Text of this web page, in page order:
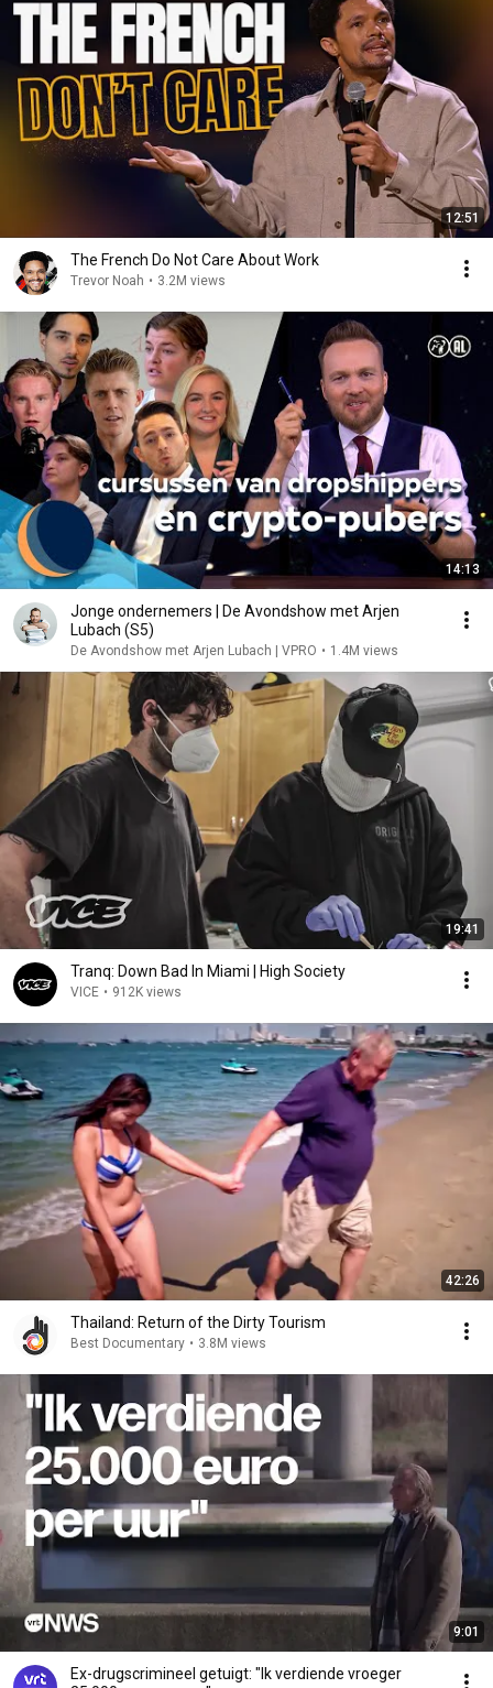
12:51
The French Do Not Care About Work
Trevor Noah • 3.2M views
14:13
Jonge ondernemers | De Avondshow met Arjen
Lubach (S5)
De Avondshow met Arjen Lubach | VPRO • 1.4M views
19:41
Tranq: Down Bad In Miami | High Society
VICE • 912K views
42:26
Thailand: Return of the Dirty Tourism
Best Documentary • 3.8M views
9:01
Ex-drugscrimineel getuigt: "Ik verdiende vroeger